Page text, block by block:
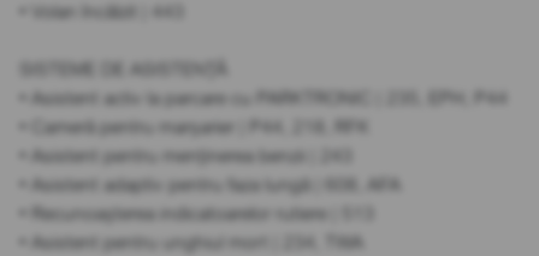
• Volan încălzit | 443
SISTEME DE ASISTENȚĂ
• Asistent activ la parcare cu PARKTRONIC | 235, EPH, P44
• Cameră pentru marșarier | P44, 218, RFK
• Asistent pentru menținerea benzii | 243
• Asistent adaptiv pentru faza lungă | 608, AFA
• Recunoașterea indicatoarelor rutiere | 513
• Asistent pentru unghiul mort | 234, TWA